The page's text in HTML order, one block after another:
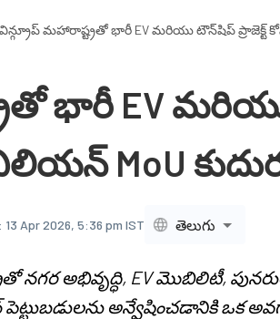
విన్గ్రూప్ మహారాష్ట్రతో భారీ EV మరియు టౌన్‌షిప్ ప్రాజెక్ట్
భారీ EV
MoU
13 Apr 2026, 5:36 pm IST తెలుగు
అభివృద్ధి, EV మొబిలిటీ,
అన్వేషించడానికి ఒక